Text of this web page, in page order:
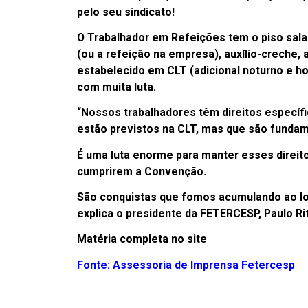
pelo seu sindicato!
O Trabalhador em Refeições tem o piso
(ou a refeição na empresa), auxílio-creche,
estabelecido em CLT (adicional noturno e
com muita luta.
“Nossos trabalhadores têm direitos
estão previstos na CLT, mas que são
É uma luta enorme para manter esses
cumprirem a Convenção.
São conquistas que fomos acumulando ao
explica o presidente da FETERCESP, Paulo
Matéria completa no site
Fonte: Assessoria de Imprensa Fetercesp